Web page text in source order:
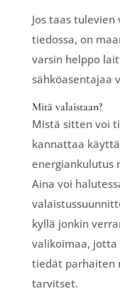
Jos taas
tiedossa, on
varsin helppo
sähköasentajaa
Mitä valaistaan?
Mistä sitten voi
kannattaa
energiankulutus
Aina voi
kyllä jonkin
valikoimaa, jotta
tiedät parhaiten
tarvitset.